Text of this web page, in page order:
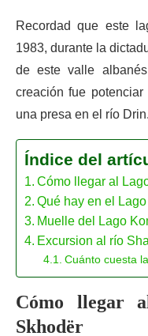
Recordad que este
1983, durante la
de este valle
creación fue
una presa en el río Drin.
Índice del
Cómo llegar al
Qué hay en el
Muelle del Lago
Excursion al río
Cuánto cuesta
Cómo llegar
Skhodër